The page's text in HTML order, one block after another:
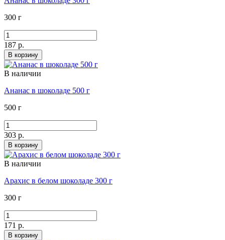
300 г
187 р.
В корзину
В наличии
Ананас в шоколаде 500 г
500 г
303 р.
В корзину
В наличии
Арахис в белом шоколаде 300 г
300 г
171 р.
В корзину